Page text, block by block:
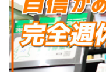
◆待遇やシフトの自由度
コンビニエンスストアに
"完全週休二日制"の会社
店長や社員たちにゆとり
お店も明るくゆったりと